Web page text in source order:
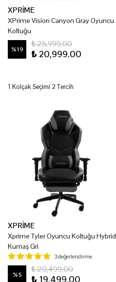
XPRİME
XPrime Vision Canyon Gray Oyuncu
Koltuğu
%19
₺ 25,999.00
₺ 20,999.00
1 Kolçak Seçimi 2 Tercih
XPRİME
Xprime Tyler Oyuncu Koltuğu Hybrid
Kumaş Gri
3 değerlendirme
%5
₺ 20,499.00
₺ 19,499.00